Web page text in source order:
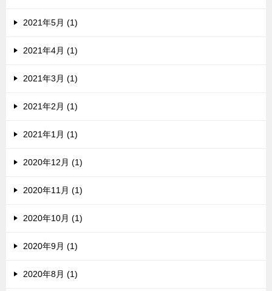
2021年5月 (1)
2021年4月 (1)
2021年3月 (1)
2021年2月 (1)
2021年1月 (1)
2020年12月 (1)
2020年11月 (1)
2020年10月 (1)
2020年9月 (1)
2020年8月 (1)